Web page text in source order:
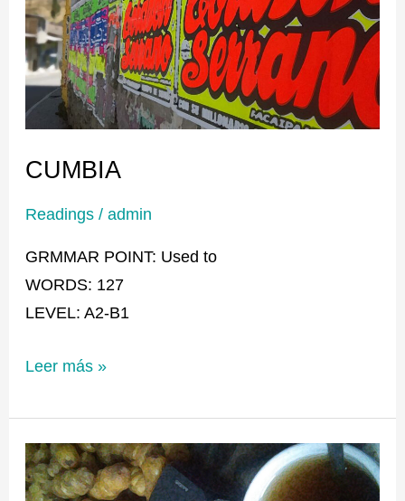
CUMBIA
Readings /admin
GRMMAR POINT: Used to
WORDS: 127
LEVEL: A2-B1
Leer más »
LAS
OCAS